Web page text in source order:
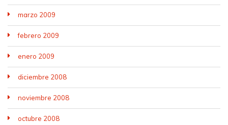
marzo 2009
febrero 2009
enero 2009
diciembre 2008
noviembre 2008
octubre 2008